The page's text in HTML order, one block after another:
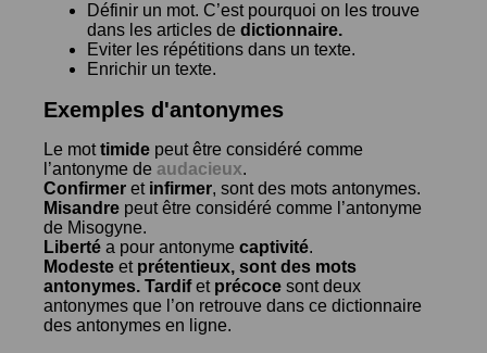
Définir un mot. C’est pourquoi on les trouve
dans les articles de dictionnaire.
Eviter les répétitions dans un texte.
Enrichir un texte.
Exemples d'antonymes
Le mottimide peut être considéré comme
l’antonyme de audacieux.
Confirmer et infirmer, sont des mots antonymes.
Misandre peut être considéré comme l’antonyme
de Misogyne.
Liberté a pour antonyme captivité.
Modeste et prétentieux, sont des mots
antonymes. Tardifet précoce sont deux
antonymes que l’on retrouve dans ce dictionnaire
des antonymes en ligne.